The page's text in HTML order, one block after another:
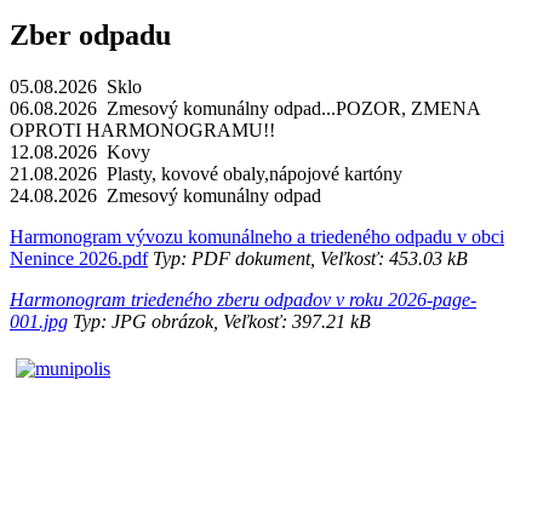
Zber odpadu
05.08.2026 Sklo
06.08.2026 Zmesový komunálny odpad...POZOR, ZMENA
OPROTI HARMONOGRAMU!!
12.08.2026 Kovy
21.08.2026 Plasty, kovové obaly,nápojové kartóny
24.08.2026 Zmesový komunálny odpad
Harmonogram vývozu komunálneho a triedeného odpadu v obci
Nenince 2026.pdfTyp: PDF dokument, Veľkosť: 453.03 kB
Harmonogram triedeného zberu odpadov v roku 2026-page-
001.jpg Typ: JPG obrázok, Veľkosť: 397.21 kB